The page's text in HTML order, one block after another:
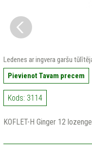
Ledenes ar ingvera garšu
Pievienot Tavam precem
Kods: 3114
KOFLET-H Ginger 12